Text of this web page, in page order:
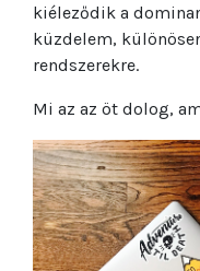
kiéleződik a
küzdelem,
rendszerekre.
Mi az az öt dolog,